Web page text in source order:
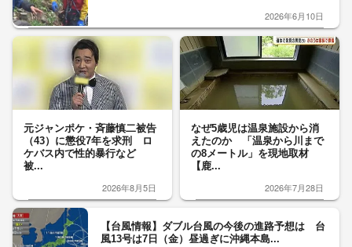
2026年6月10日
元ジャンポケ・斉藤慎二被告
（43）に懲役7年を求刑 ロ
ケバス内で性的暴行など
被...
2026年8月5日
なぜ5歳児は温泉施設から消
えたのか 「温泉から川まで
の8メートル」を現地取材
【鹿...
2026年7月28日
【台風情報】ダブル台風の今後の進路予想は 台
風13号は7日（金）昼過ぎに沖縄本島...